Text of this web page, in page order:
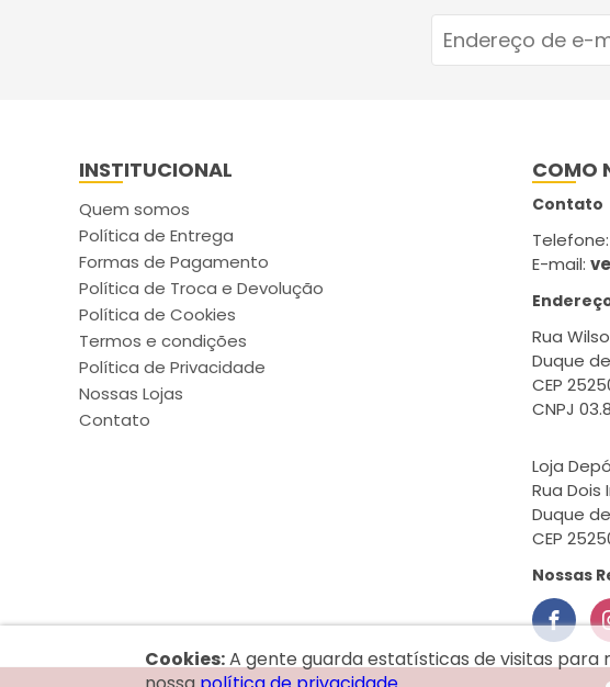
INSTITUCIONAL
Quem somos
Política de Entrega
Formas de Pagamento
Política de Troca e Devolução
Política de Cookies
Termos e condições
Política de Privacidade
Nossas Lojas
Contato
COMO
Contato
Telefone:
E-mail:
Rua
Duque
CEP
CNPJ
Loja
Rua Dois
Duque
CEP
Nossas
Cookies:A gente guarda estatísticas de visitas para